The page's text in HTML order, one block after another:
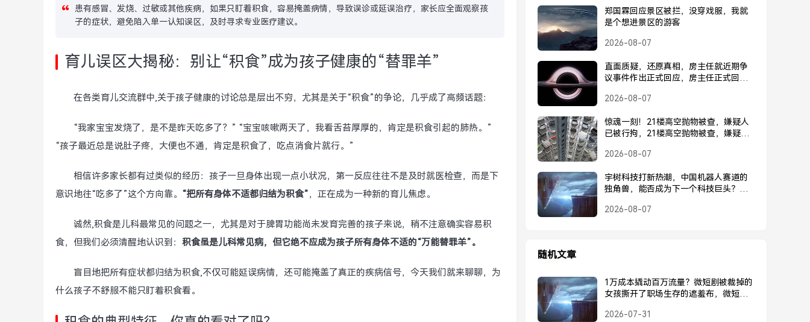
患有感冒、发烧、过敏或其他疾病，如果只盯着积食，容易掩盖病情，导致误诊或延误治疗，家长应全面观察孩
子的症状，避免陷入单一认知误区，及时寻求专业医疗建议。
育儿误区大揭秘：别让“积食”成为孩子健康的“替罪羊”
在各类育儿交流群中,关于孩子健康的讨论总是层出不穷，尤其是关于“积食”的争论，几乎成了高频话题：
“我家宝宝发烧了，是不是昨天吃多了？” “宝宝咳嗽两天了，我看舌苔厚厚的，肯定是积食引起的肺热。”
“孩子最近总是说肚子疼，大便也不通，肯定是积食了，吃点消食片就行。”
相信许多家长都有过类似的经历：孩子一旦身体出现一点小状况，第一反应往往不是及时就医检查，而是下
意识地往“吃多了”这个方向靠。 “把所有身体不适都归结为积食”，正在成为一种新的育儿焦虑。
诚然,积食是儿科最常见的问题之一，尤其是对于脾胃功能尚未发育完善的孩子来说，稍不注意确实容易积
食，但我们必须清醒地认识到： 积食虽是儿科常见病，但它绝不应成为孩子所有身体不适的“万能替罪羊”。
盲目地把所有症状都归结为积食,不仅可能延误病情，还可能掩盖了真正的疾病信号，今天我们就来聊聊，为
什么孩子不舒服不能只盯着积食看。
郑国霖回应景区被拦，没穿戏服，我就
是个想进景区的游客
2026-08-07
直面质疑，还原真相，房主任就近期争
议事件作出正式回应，房主任正式回应
2026-08-07
惊魂一刻！21楼高空抛物被查，嫌疑人
已被行拘，21楼高空抛物被查，嫌疑人
2026-08-07
宇树科技打新热潮，中国机器人赛道的
独角兽，能否成为下一个科技巨头？宇
否成为下一个科技巨头？
2026-08-07
随机文章
1万成本撬动百万流量？微短剧被裁掉的
女孩撕开了职场生存的遮羞布，微短剧
百万流量
2026-07-31